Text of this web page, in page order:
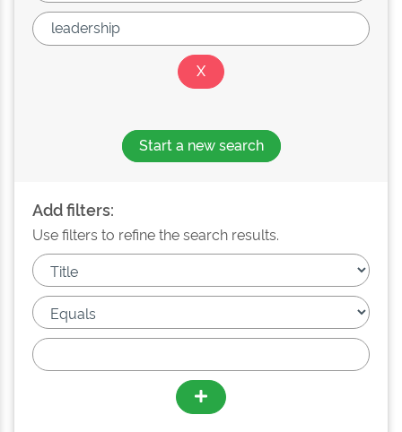
Start a new search
Add filters:
Use filters to refine the search results.